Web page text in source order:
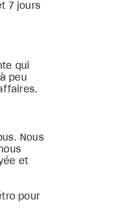
7 jours
qui
peu
Nous
et
pour